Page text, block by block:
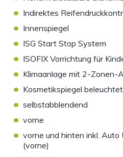
• Indirektes
• Innenspiegel
• ISG Start Stop System
• ISOFIX Vorrichtung für
• Klimaanlage mit 2-Zonen-
• Kosmetikspiegel beleuchtet
• selbstabblendend
• vorne
• vorne und hinten inkl.
(vorne)